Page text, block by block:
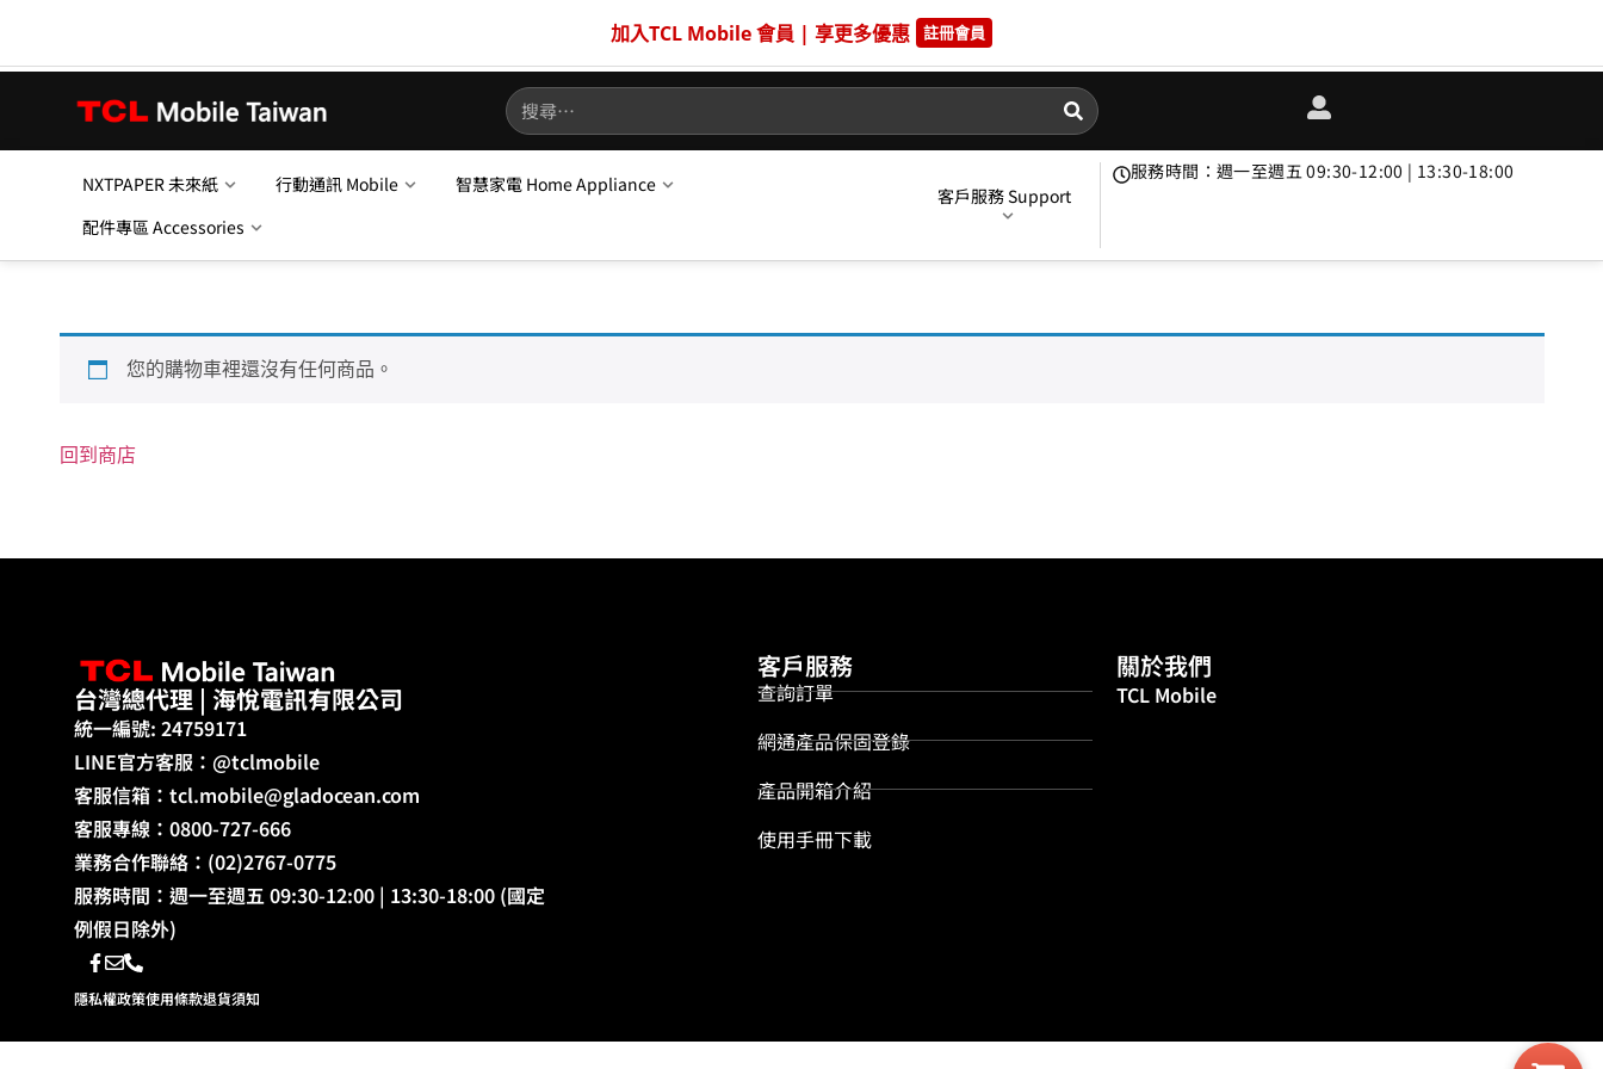
加入TCL Mobile 會員 | 享更多優惠 註冊會員
NXTPAPER 未來紙 行動通訊 Mobile
智慧家電 Home Appliance
配件專區 Accessories
客戶服務 Support
服務時間：週一至週五 09:30-12:00 | 13:30-18:00
您的購物車裡還沒有任何商品。
回到商店
台灣總代理 | 海悅電訊有限公司
統一編號: 24759171
LINE官方客服：@tclmobile
客服信箱： tcl.mobile@gladocean.com
客服專線：0800-727-666
業務合作聯絡：(02)2767-0775
服務時間：週一至週五 09:30-12:00 | 13:30-18:00 (國定
例假日除外)
隱私權政策使用條款退貨須知
客戶服務
查詢訂單
網通產品保固登錄
產品開箱介紹
使用手冊下載
關於我們
TCL Mobile